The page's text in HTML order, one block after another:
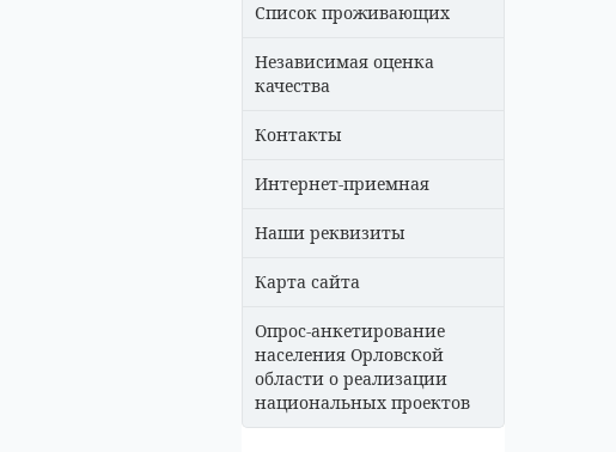
Список проживающих
Независимая оценка
качества
Контакты
Интернет-приемная
Наши реквизиты
Карта сайта
Опрос-анкетирование
населения Орловской
области о реализации
национальных проектов